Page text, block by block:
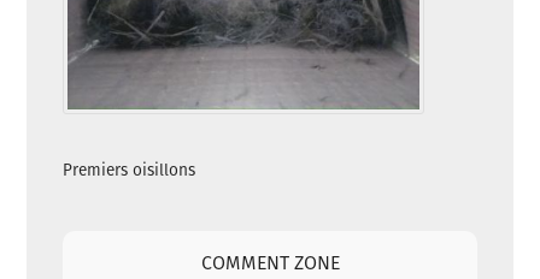
Premiers oisillons
COMMENT ZONE